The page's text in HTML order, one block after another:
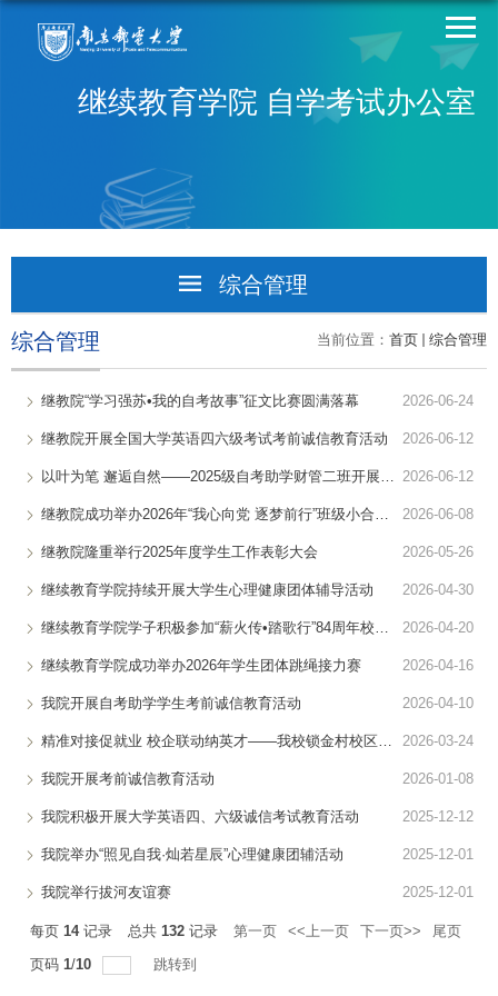
继续教育学院 自学考试办公室
综合管理
当前位置： 首页 综合管理
综合管理
继教院“学习强苏•我的自考故事”征文比赛圆满落幕 2026-06-24
继教院开展全国大学英语四六级考试考前诚信教育活动 2026-06-12
2026-06-12
2026-06-08
继教院隆重举行2025年度学生工作表彰大会 2026-05-26
继续教育学院持续开展大学生心理健康团体辅导活动 2026-04-30
2026-04-20
继续教育学院成功举办2026年学生团体跳绳接力赛 2026-04-16
我院开展自考助学学生考前诚信教育活动 2026-04-10
2026-03-24
我院开展考前诚信教育活动 2026-01-08
我院积极开展大学英语四、六级诚信考试教育活动 2025-12-12
我院举办“照见自我·灿若星辰”心理健康团辅活动 2025-12-01
我院举行拔河友谊赛 2025-12-01
每页 14记录 总共 132 记录 第一页 <<上一页 下一页>>
尾页
页码 1/10 跳转到